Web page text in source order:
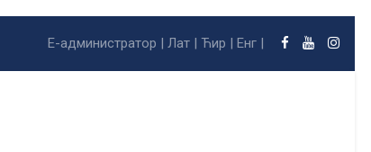
Е-администратор | Лат | Ћир | Енг |